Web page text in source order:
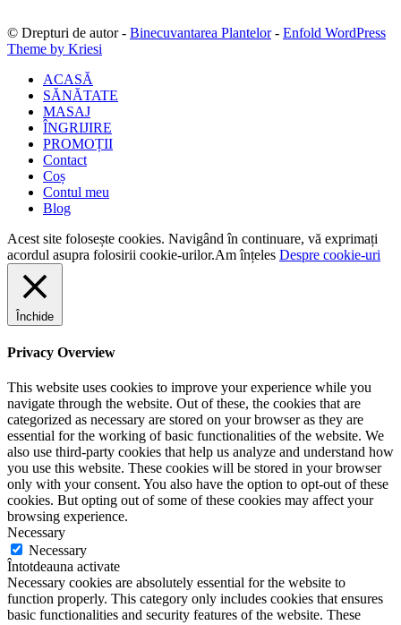
© Drepturi de autor - Binecuvantarea Plantelor- Enfold WordPress
Theme by Kriesi
ACASĂ
SĂNĂTATE
MASAJ
ÎNGRIJIRE
PROMOȚII
Contact
Coș
Contul meu
Blog
Acest site folosește cookies. Navigând în continuare, vă exprimați
acordul asupra folosirii cookie-urilor.Am înțeles Despre cookie-uri
Închide
Privacy Overview
This website uses cookies to improve your experience while you
navigate through the website. Out of these, the cookies that are
categorized as necessary are stored on your browser as they are
essential for the working of basic functionalities of the website. We
also use third-party cookies that help us analyze and understand how
you use this website. These cookies will be stored in your browser
only with your consent. You also have the option to opt-out of these
cookies. But opting out of some of these cookies may affect your
browsing experience.
Necessary
Necessary
Întotdeauna activate
Necessary cookies are absolutely essential for the website to
function properly. This category only includes cookies that ensures
basic functionalities and security features of the website. These